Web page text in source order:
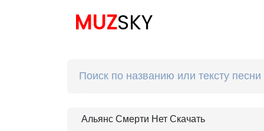
MUZSKY
Альянс Смерти Нет Скачать